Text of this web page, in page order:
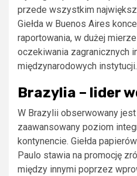
przede wszystkim
Giełda w Buenos Aires
raportowania, w dużej
oczekiwania zagranicznych
międzynarodowych instytucji.
Brazylia – lider
W Brazylii obserwowany
zaawansowany poziom
kontynencie. Giełda
Paulo stawia na promocję
między innymi poprzez